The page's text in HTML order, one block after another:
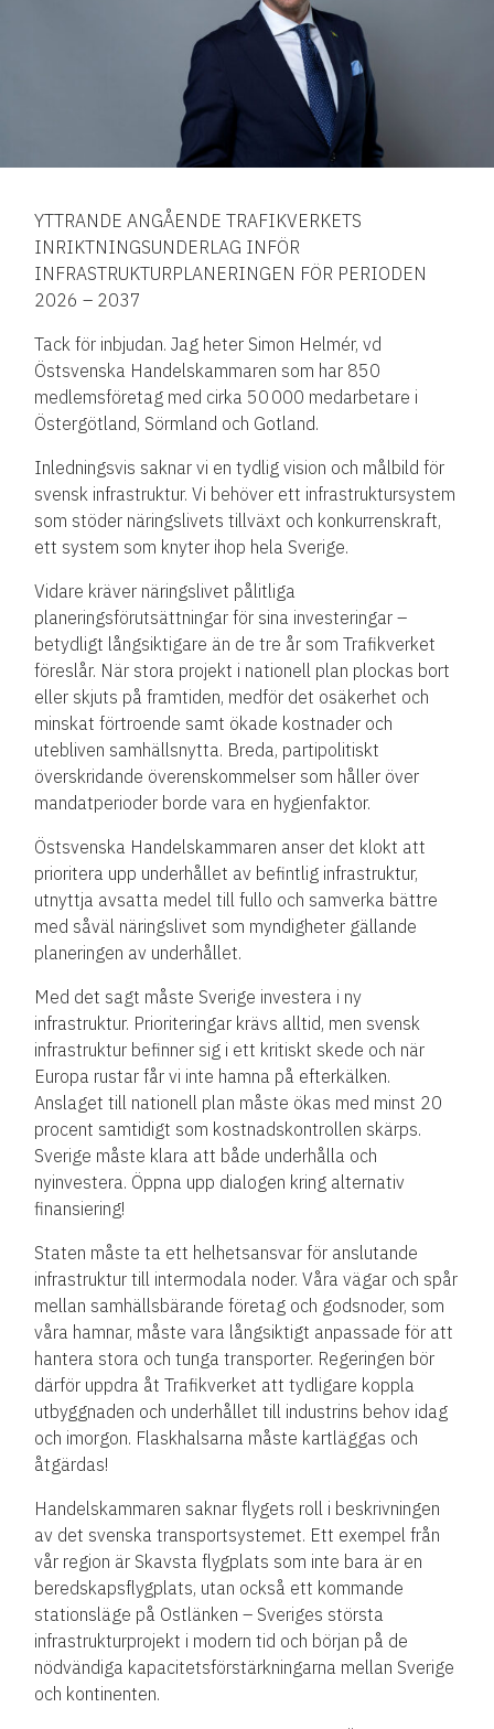
YTTRANDE ANGÅENDE TRAFIKVERKETS
INRIKTNINGSUNDERLAG INFÖR
INFRASTRUKTURPLANERINGEN FÖR PERIODEN
2026 – 2037
Tack för inbjudan. Jag heter Simon Helmér, vd
Östsvenska Handelskammaren som har 850
medlemsföretag med cirka 50 000 medarbetare i
Östergötland, Sörmland och Gotland.
Inledningsvis saknar vi en tydlig vision och målbild för
svensk infrastruktur. Vi behöver ett infrastruktursystem
som stöder näringslivets tillväxt och konkurrenskraft,
ett system som knyter ihop hela Sverige.
Vidare kräver näringslivet pålitliga
planeringsförutsättningar för sina investeringar –
betydligt långsiktigare än de tre år som Trafikverket
föreslår. När stora projekt i nationell plan plockas bort
eller skjuts på framtiden, medför det osäkerhet och
minskat förtroende samt ökade kostnader och
utebliven samhällsnytta. Breda, partipolitiskt
överskridande överenskommelser som håller över
mandatperioder borde vara en hygienfaktor.
Östsvenska Handelskammaren anser det klokt att
prioritera upp underhållet av befintlig infrastruktur,
utnyttja avsatta medel till fullo och samverka bättre
med såväl näringslivet som myndigheter gällande
planeringen av underhållet.
Med det sagt måste Sverige investera i ny
infrastruktur. Prioriteringar krävs alltid, men svensk
infrastruktur befinner sig i ett kritiskt skede och när
Europa rustar får vi inte hamna på efterkälken.
Anslaget till nationell plan måste ökas med minst 20
procent samtidigt som kostnadskontrollen skärps.
Sverige måste klara att både underhålla och
nyinvestera. Öppna upp dialogen kring alternativ
finansiering!
Staten måste ta ett helhetsansvar för anslutande
infrastruktur till intermodala noder. Våra vägar och spår
mellan samhällsbärande företag och godsnoder, som
våra hamnar, måste vara långsiktigt anpassade för att
hantera stora och tunga transporter. Regeringen bör
därför uppdra åt Trafikverket att tydligare koppla
utbyggnaden och underhållet till industrins behov idag
och imorgon. Flaskhalsarna måste kartläggas och
åtgärdas!
Handelskammaren saknar flygets roll i beskrivningen
av det svenska transportsystemet. Ett exempel från
vår region är Skavsta flygplats som inte bara är en
beredskapsflygplats, utan också ett kommande
stationsläge på Ostlänken – Sveriges största
infrastrukturprojekt i modern tid och början på de
nödvändiga kapacitetsförstärkningarna mellan Sverige
och kontinenten.